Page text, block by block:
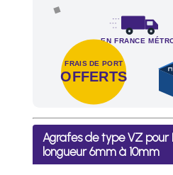
EN FRANCE
FRAIS DE PORT
OFFERTS
Frais de port offerts en
Agrafes de type VZ pour
longueur 6mm à 10mm